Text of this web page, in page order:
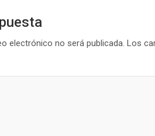
electrónico no será publicada. Los